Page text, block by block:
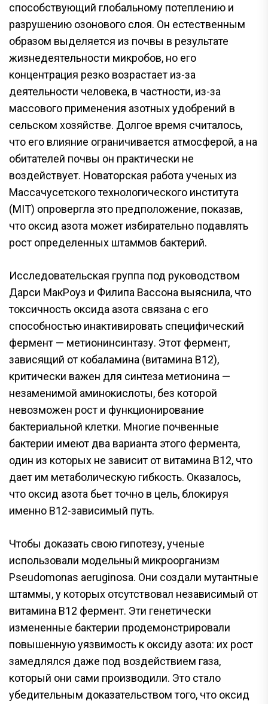
способствующий глобальному потеплению и
разрушению озонового слоя. Он естественным
образом выделяется из почвы в результате
жизнедеятельности микробов, но его
концентрация резко возрастает из-за
деятельности человека, в частности, из-за
массового применения азотных удобрений в
сельском хозяйстве. Долгое время считалось,
что его влияние ограничивается атмосферой, а на
обитателей почвы он практически не
воздействует. Новаторская работа ученых из
Массачусетского технологического института
(MIT) опровергла это предположение, показав,
что оксид азота может избирательно подавлять
рост определенных штаммов бактерий.
Исследовательская группа под руководством
Дарси МакРоуз и Филипа Вассона выяснила, что
токсичность оксида азота связана с его
способностью инактивировать специфический
фермент — метионинсинтазу. Этот фермент,
зависящий от кобаламина (витамина B12),
критически важен для синтеза метионина —
незаменимой аминокислоты, без которой
невозможен рост и функционирование
бактериальной клетки. Многие почвенные
бактерии имеют два варианта этого фермента,
один из которых не зависит от витамина B12, что
дает им метаболическую гибкость. Оказалось,
что оксид азота бьет точно в цель, блокируя
именно B12-зависимый путь.
Чтобы доказать свою гипотезу, ученые
использовали модельный микроорганизм
Pseudomonas aeruginosa. Они создали мутантные
штаммы, у которых отсутствовал независимый от
витамина B12 фермент. Эти генетически
измененные бактерии продемонстрировали
повышенную уязвимость к оксиду азота: их рост
замедлялся даже под воздействием газа,
который они сами производили. Это стало
убедительным доказательством того, что оксид